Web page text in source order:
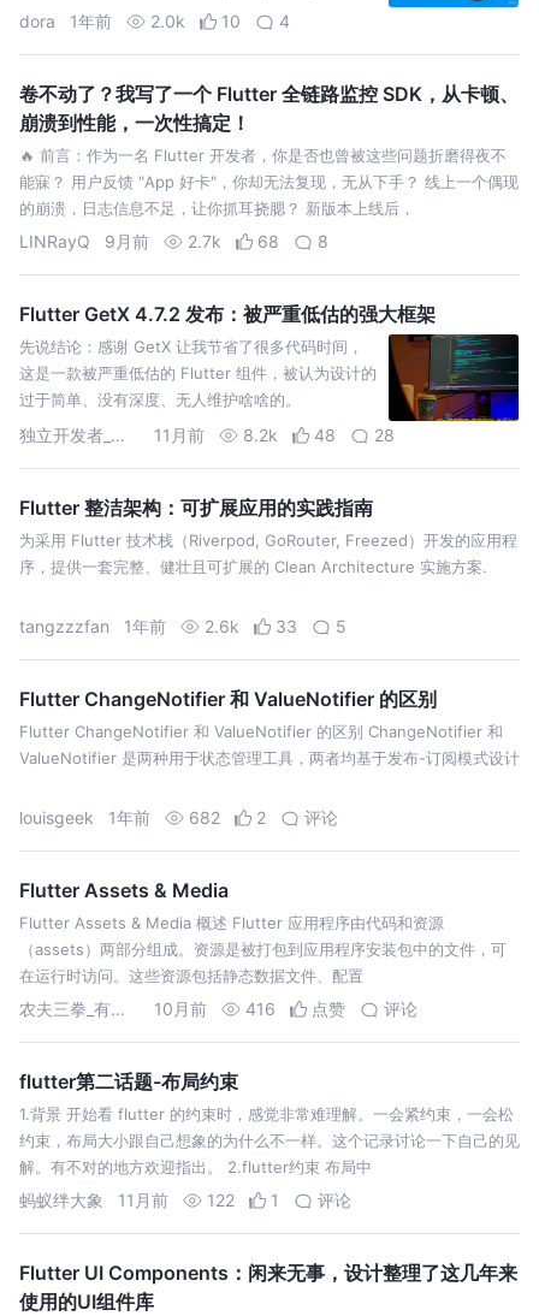
配平板以及使用不同分辨率的布局 百分比
dora 1年前 2.0k 10 4
卷不动了？我写了一个 Flutter 全链路监控 SDK，从卡顿、
崩溃到性能，一次性搞定！
🔥 前言：作为一名 Flutter 开发者，你是否也曾被这些问题折磨得夜不
能寐？ 用户反馈 "App 好卡"，你却无法复现，无从下手？ 线上一个偶现
的崩溃，日志信息不足，让你抓耳挠腮？ 新版本上线后，
LINRayQ 9月前 2.7k 68 8
Flutter GetX 4.7.2 发布：被严重低估的强大框架
先说结论：感谢 GetX 让我节省了很多代码时间，
这是一款被严重低估的 Flutter 组件，被认为设计的
过于简单、没有深度、无人维护啥啥的。
独立开发者_猫哥 11月前 8.2k 48 28
Flutter 整洁架构：可扩展应用的实践指南
为采用 Flutter 技术栈（Riverpod, GoRouter, Freezed）开发的应用程
序，提供一套完整、健壮且可扩展的 Clean Architecture 实施方案.
tangzzzfan 1年前 2.6k 33 5
Flutter ChangeNotifier 和 ValueNotifier 的区别
Flutter ChangeNotifier 和 ValueNotifier 的区别 ChangeNotifier 和
ValueNotifier 是两种用于状态管理工具，两者均基于发布-订阅模式设计
louisgeek 1年前 682 2 评论
Flutter Assets & Media
Flutter Assets & Media 概述 Flutter 应用程序由代码和资源
（assets）两部分组成。资源是被打包到应用程序安装包中的文件，可
在运行时访问。这些资源包括静态数据文件、配置
农夫三拳_有点甜 10月前 416 点赞 评论
flutter第二话题-布局约束
1.背景 开始看 flutter 的约束时，感觉非常难理解。一会紧约束，一会松
约束，布局大小跟自己想象的为什么不一样。这个记录讨论一下自己的见
解。有不对的地方欢迎指出。 2.flutter约束 布局中
蚂蚁绊大象 11月前 122 1 评论
Flutter UI Components：闲来无事，设计整理了这几年来
使用的UI组件库